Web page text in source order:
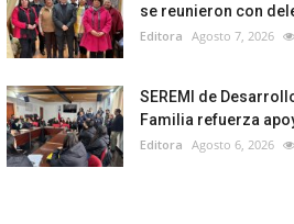
se reunieron con
Editora Agosto 7, 2026
SEREMI de
Familia refuerza
Editora Agosto 6, 2026